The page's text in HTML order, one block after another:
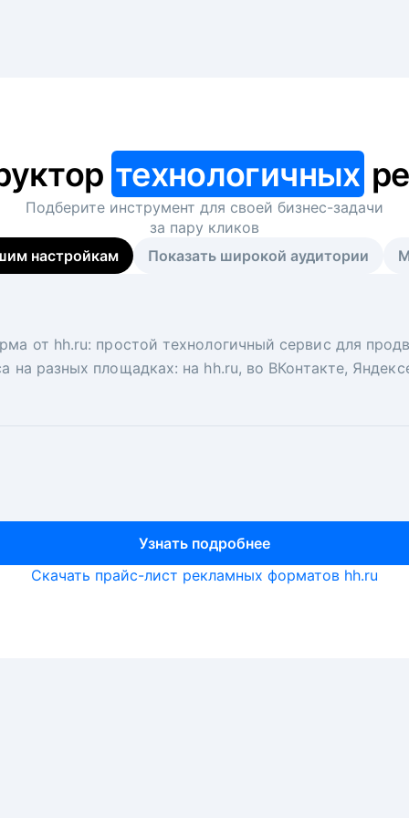
технологичных
Подберите инструмент для своей бизнес-задачи
за пару кликов
настройкам
Показать широкой аудитории
от hh.ru: простой технологичный сервис для
на разных площадках: на hh.ru, во ВКонтакте,
Узнать подробнее
вакансий на главной странице hh.ru.
ключ. Решите, сколько кандидатов и когда вам
рекрутеры и проектные менеджеры hh.ru с
Узнать подробнее
Скачать прайс-лист рекламных форматов hh.ru